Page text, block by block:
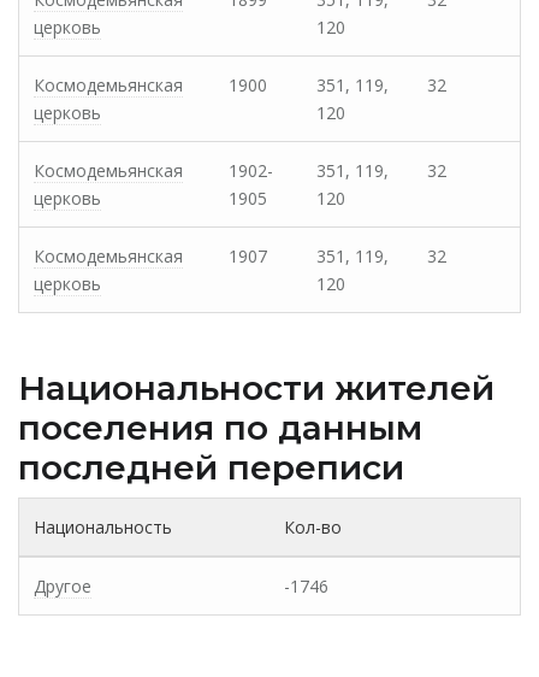
церковь
120
Космодемьянская
церковь
1900
351, 119,
120
32
Космодемьянская
церковь
1902-
1905
351, 119,
120
32
Космодемьянская
церковь
1907
351, 119,
120
32
Национальности жителей
поселения по данным
последней переписи
Национальность Кол-во
Другое -1746